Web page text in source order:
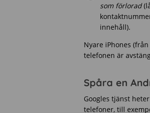
som förlorad
innehåll).
Nyare iPhones
telefonen är
Spåra en
Googles tjänst heter
telefoner, till